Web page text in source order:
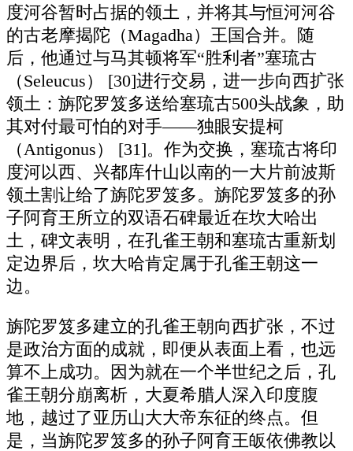
度河谷暂时占据的领土，并将其与恒河河谷
的古老摩揭陀（Magadha）王国合并。随
后，他通过与马其顿将军“胜利者”塞琉古
（Seleucus） [30]进行交易，进一步向西扩张
领土：旃陀罗笈多送给塞琉古500头战象，助
其对付最可怕的对手——独眼安提柯
（Antigonus） [31]。作为交换，塞琉古将印
度河以西、兴都库什山以南的一大片前波斯
领土割让给了旃陀罗笈多。旃陀罗笈多的孙
子阿育王所立的双语石碑最近在坎大哈出
土，碑文表明，在孔雀王朝和塞琉古重新划
定边界后，坎大哈肯定属于孔雀王朝这一
边。
旃陀罗笈多建立的孔雀王朝向西扩张，不过
是政治方面的成就，即便从表面上看，也远
算不上成功。因为就在一个半世纪之后，孔
雀王朝分崩离析，大夏希腊人深入印度腹
地，越过了亚历山大大帝东征的终点。但
是，当旃陀罗笈多的孙子阿育王皈依佛教以